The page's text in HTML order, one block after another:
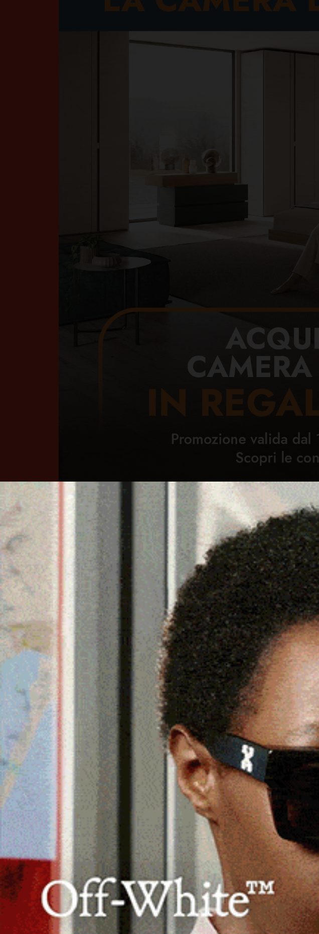
Home Ozieri Territorio Sardegna Cronaca
ASSUNZIONI OSS IN SARDEGNA,
«DARE PRIORITÀ AGLI IDONEI IN
15 Marzo 2025, 18:26
Nota stampa dei consiglieri regionali Angelo Cocciu, Piero
Giovanni Chessa, Ivan Piras e Alfonso Marras.
CAGLIARI | 15 marzo 2025.I Consiglieri regionali di Forza Italia
assunzioni degli Operatori socio-sanitari (Oss) in Sardegna. «Una